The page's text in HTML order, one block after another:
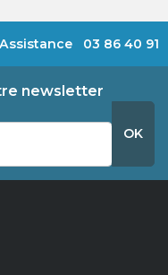
Assistance 03 86 40 91
newsletter
OK